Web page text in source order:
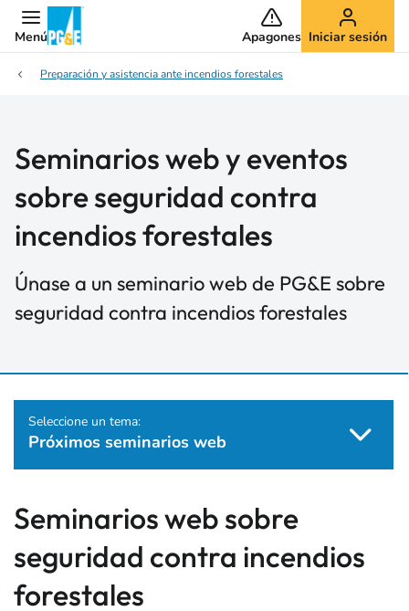
Menú Apagones Iniciar sesión
Preparación y asistencia ante incendios forestales
Seminarios web y eventos
sobre seguridad contra
incendios forestales
Únase a un seminario web de PG&E sobre
seguridad contra incendios forestales
Seleccione un tema:
Próximos seminarios web
Seminarios web sobre
seguridad contra incendios
forestales